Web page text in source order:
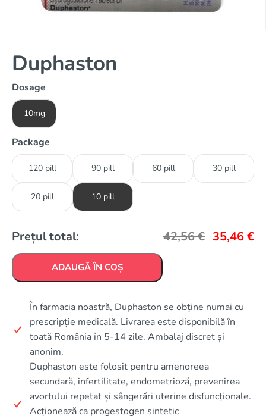
Duphaston
Dosage
10mg
Package
120 pill 90 pill 60 pill 30 pill
20 pill 10 pill
Prețul total: 42,56€ 35,46€
ADAUGĂ ÎN COȘ
În farmacia noastră, Duphaston se obține numai cu
prescripție medicală. Livrarea este disponibilă în
toată România în 5-14 zile. Ambalaj discret și
anonim.
Duphaston este folosit pentru amenoreea
secundară, infertilitate, endometrioză, prevenirea
avortului repetat și sângerări uterine disfuncționale.
Acționează ca progestogen sintetic